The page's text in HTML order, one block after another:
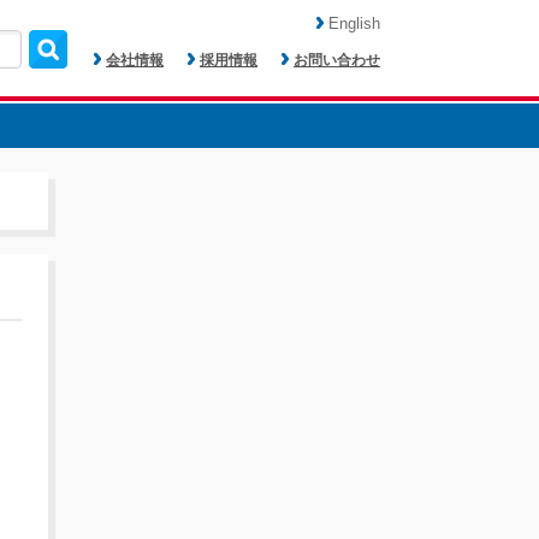
会社情報 採用情報 お問い合わせ
English